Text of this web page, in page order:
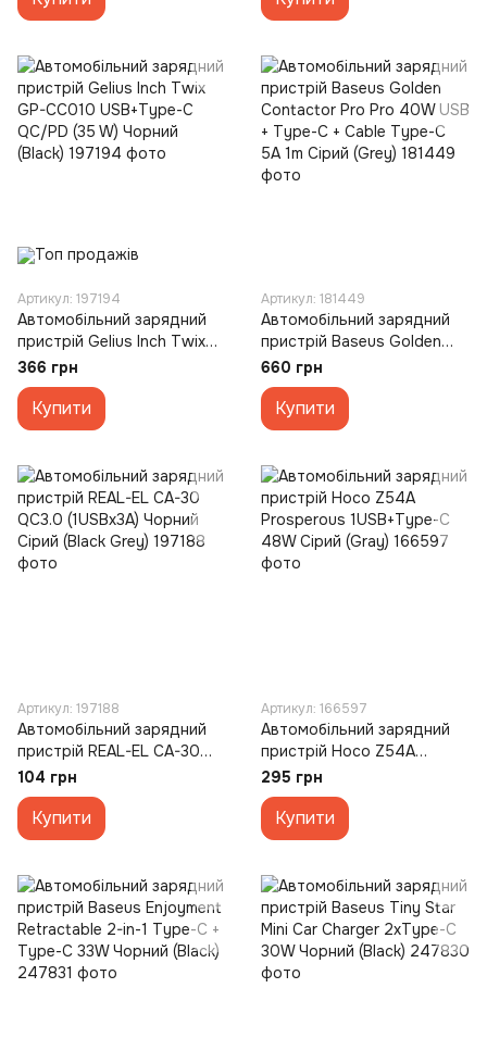
Артикул: 197194
Автомобільний зарядний
пристрій Gelius Inch Twix
GP-CC010 USB+Type-C
QC/PD (35 W) Чорний
(Black)
366 грн
Купити
Артикул: 181449
Автомобільний зарядний
пристрій Baseus Golden
Contactor Pro Pro 40W USB
+ Type-C + Cable Type-C
5A 1m Сірий (Grey)
660 грн
Купити
Артикул: 197188
Автомобільний зарядний
пристрій REAL-EL CA-30
QC3.0 (1USBx3A) Чорний
Сірий (Black Grey)
104 грн
Купити
Артикул: 166597
Автомобільний зарядний
пристрій Hoco Z54A
Prosperous 1USB+Type-C
48W Сірий (Gray)
295 грн
Купити